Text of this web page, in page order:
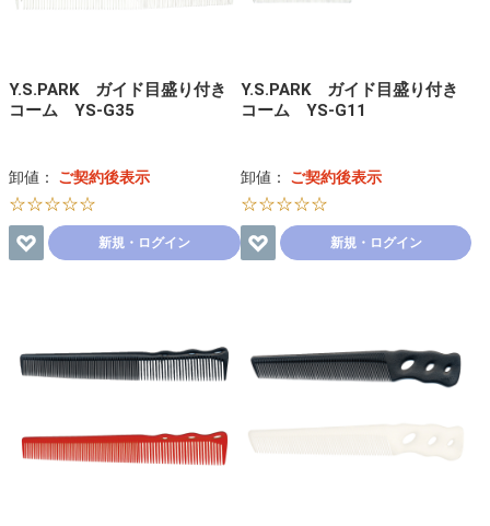
Y.S.PARK ガイド目盛り付き
コーム YS-G35
卸値： ご契約後表示
☆☆☆☆☆
新規・ログイン
Y.S.PARK ガイド目盛り付き
コーム YS-G11
卸値： ご契約後表示
☆☆☆☆☆
新規・ログイン